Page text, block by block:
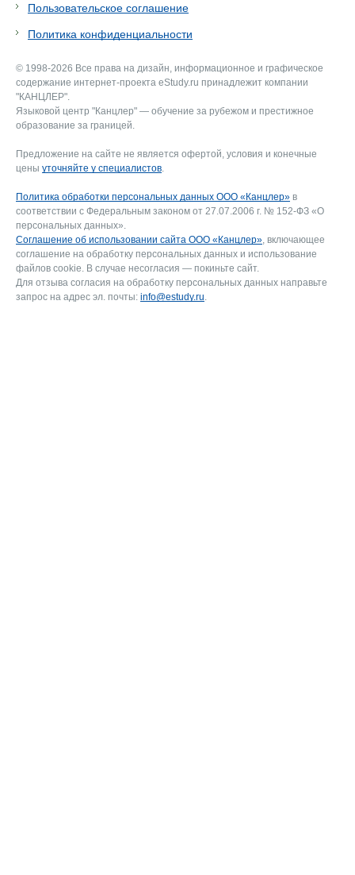
Пользовательское соглашение
Политика конфиденциальности
© 1998-2026 Все права на дизайн, информационное и графическое
содержание интернет-проекта eStudy.ru принадлежит компании
"КАНЦЛЕР".
Языковой центр "Канцлер" — обучение за рубежом и престижное
образование за границей.
Предложение на сайте не является офертой, условия и конечные
цены уточняйте у специалистов.
Политика обработки персональных данных ООО «Канцлер» в
соответствии с Федеральным законом от 27.07.2006 г. № 152-ФЗ «О
персональных данных».
Соглашение об использовании сайта ООО «Канцлер», включающее
соглашение на обработку персональных данных и использование
файлов cookie. В случае несогласия — покиньте сайт.
Для отзыва согласия на обработку персональных данных направьте
запрос на адрес эл. почты: info@estudy.ru.